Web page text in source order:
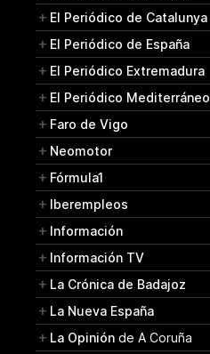
El Periódico de Catalunya
El Periódico de España
El Periódico Extremadura
El Periódico Mediterráneo
Faro de Vigo
Neomotor
Fórmula1
Iberempleos
Información
Información TV
La Crónica de Badajoz
La Nueva España
La Opinión de A Coruña